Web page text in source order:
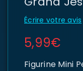
Écrire votre avis
5,99€
Figurine Mini